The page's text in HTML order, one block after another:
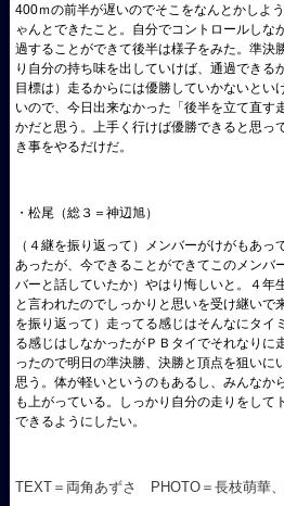
400ｍの前半が遅いのでそこをなんとかしよ
ゃんとできたこと。自分でコントロールしな
過することができて後半は様子をみた。準決
り自分の持ち味を出していけば、通過できる
目標は）走るからには優勝していかないとい
いので、今日出来なかった「後半を立て直す
かだと思う。上手く行けば優勝できると思っ
き事をやるだけだ。
・松尾（総３＝神辺旭）
（４継を振り返って）メンバーがけがもあ
あったが、今できることができてこのメンバ
バーと話していたか）やはり悔しいと。４年
と言われたのでしっかりと思いを受け継いで
を振り返って）走ってる感じはそんなにタイ
る感じはしなかったがＰＢタイでそれなりに
ったので明日の準決勝、決勝と頂点を狙いに
思う。体が軽いというのもあるし、みんなか
も上がっている。しっかり自分の走りをして
できるようにしたい。
TEXT＝両角あずさ PHOTO＝長枝萌華